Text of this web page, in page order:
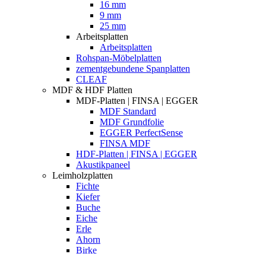
16 mm
9 mm
25 mm
Arbeitsplatten
Arbeitsplatten
Rohspan-Möbelplatten
zementgebundene Spanplatten
CLEAF
MDF & HDF Platten
MDF-Platten | FINSA | EGGER
MDF Standard
MDF Grundfolie
EGGER PerfectSense
FINSA MDF
HDF-Platten | FINSA | EGGER
Akustikpaneel
Leimholzplatten
Fichte
Kiefer
Buche
Eiche
Erle
Ahorn
Birke